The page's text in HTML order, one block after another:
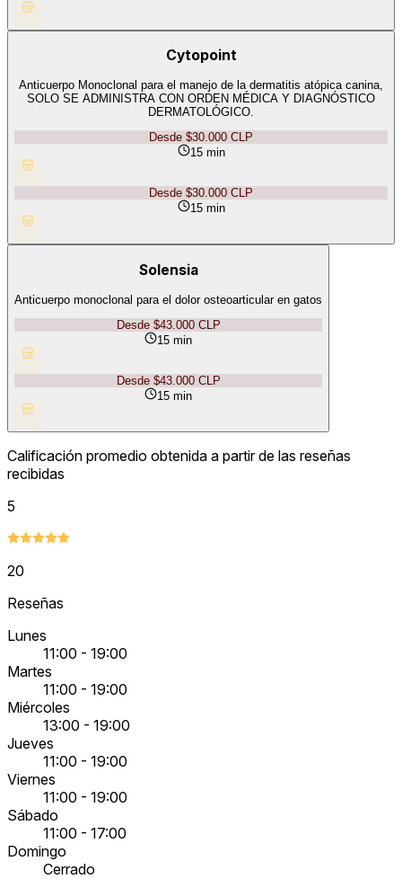
Cytopoint
Anticuerpo Monoclonal para el manejo de la dermatitis atópica canina,
SOLO SE ADMINISTRA CON ORDEN MÉDICA Y DIAGNÓSTICO
DERMATOLÓGICO.
Desde $30.000 CLP
15 min
Desde $30.000 CLP
15 min
Solensia
Anticuerpo monoclonal para el dolor osteoarticular en gatos
Desde $43.000 CLP
15 min
Desde $43.000 CLP
15 min
Calificación promedio obtenida a partir de las reseñas
recibidas
5
20
Reseñas
Lunes
11:00 - 19:00
Martes
11:00 - 19:00
Miércoles
13:00 - 19:00
Jueves
11:00 - 19:00
Viernes
11:00 - 19:00
Sábado
11:00 - 17:00
Domingo
Cerrado